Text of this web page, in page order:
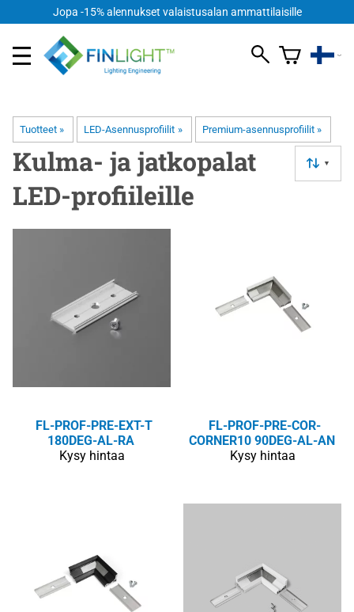
Jopa -15% alennukset valaistusalan ammattilaisille
Tuotteet ‪» LED-Asennusprofiilit ‪» Premium-asennusprofiilit ‪»
▼
Kulma- ja jatkopalat
LED-profiileille
FL-PROF-PRE-EXT-T
180DEG-AL-RA
Kysy hintaa
FL-PROF-PRE-COR-
CORNER10 90DEG-AL-AN
Kysy hintaa